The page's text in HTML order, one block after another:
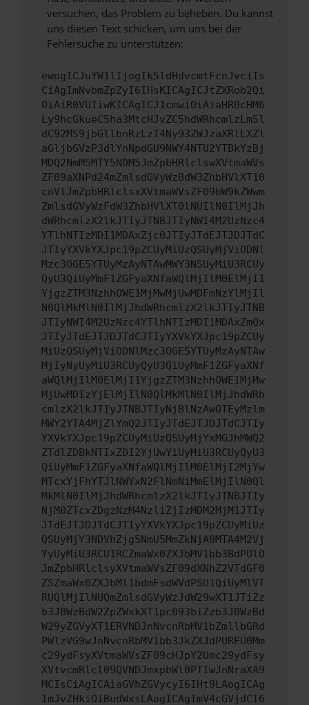
versuchen, das Problem zu beheben. Du kannst
uns diesen Text schicken, um uns bei der
Fehlersuche zu unterstützen:
ewogICJuYW1lIjogIk5ldHdvcmtFcnJvciIs
CiAgImNvbmZpZyI6IHsKICAgICJtZXRob2Qi
OiAiR0VUIiwKICAgICJ1cmwiOiAiaHR0cHM6
Ly9hcGkueC5ha3MtcHJvZC5hdWRhcmlzLm5l
dC92MS9jbGllbnRzLzI4Ny93ZWJzaXRlLXZl
aGljbGVzP3dlYnNpdGU9NWY4NTU2YTBkYzBj
MDQ2NmM5MTY5NDM5JmZpbHRlclswXVtmaWVs
ZF09aXNPd24mZmlsdGVyWzBdW3ZhbHVlXT10
cnVlJmZpbHRlclsxXVtmaWVsZF09bW9kZWwm
ZmlsdGVyWzFdW3ZhbHVlXT0lNUIlN0IlMjJh
dWRhcmlzX2lkJTIyJTNBJTIyNWI4M2UzNzc4
YTlhNTIzMDI1MDAxZjc0JTIyJTdEJTJDJTdC
JTIyYXVkYXJpc19pZCUyMiUzQSUyMjViODNl
Mzc3OGE5YTUyMzAyNTAwMWY3NSUyMiU3RCUy
QyU3QiUyMmF1ZGFyaXNfaWQlMjIlM0ElMjI1
YjgzZTM3NzhhOWE1MjMwMjUwMDFmNzYlMjIl
N0QlMkMlN0IlMjJhdWRhcmlzX2lkJTIyJTNB
JTIyNWI4M2UzNzc4YTlhNTIzMDI1MDAxZmQx
JTIyJTdEJTJDJTdCJTIyYXVkYXJpc19pZCUy
MiUzQSUyMjViODNlMzc3OGE5YTUyMzAyNTAw
MjIyNyUyMiU3RCUyQyU3QiUyMmF1ZGFyaXNf
aWQlMjIlM0ElMjI1YjgzZTM3NzhhOWE1MjMw
MjUwMDIzYjElMjIlN0QlMkMlN0IlMjJhdWRh
cmlzX2lkJTIyJTNBJTIyNjBlNzAwOTEyMzlm
MWY2YTA4MjZlYmQ2JTIyJTdEJTJDJTdCJTIy
YXVkYXJpc19pZCUyMiUzQSUyMjYxMGJhMWQ2
ZTdlZDBkNTIxZDI2YjUwYiUyMiU3RCUyQyU3
QiUyMmF1ZGFyaXNfaWQlMjIlM0ElMjI2MjYw
MTcxYjFhYTJlNWYxN2FlNmNiMmElMjIlN0Ql
MkMlN0IlMjJhdWRhcmlzX2lkJTIyJTNBJTIy
NjM0ZTcxZDgzNzM4NzliZjIzMDM2MjM1JTIy
JTdEJTJDJTdCJTIyYXVkYXJpc19pZCUyMiUz
QSUyMjY3NDVhZjg5NmU5MmZkNjA0MTA4M2Vj
YyUyMiU3RCU1RCZmaWx0ZXJbMV1bb3BdPUlO
JmZpbHRlclsyXVtmaWVsZF09dXNhZ2VTdGF0
ZSZmaWx0ZXJbMl1bdmFsdWVdPSU1QiUyMlVT
RUQlMjIlNUQmZmlsdGVyWzJdW29wXT1JTiZz
b3J0WzBdW2ZpZWxkXT1pc093biZzb3J0WzBd
W29yZGVyXT1ERVNDJnNvcnRbMV1bZmllbGRd
PWlzVG9wJnNvcnRbMV1bb3JkZXJdPURFU0Mm
c29ydFsyXVtmaWVsZF09cHJpY2Umc29ydFsy
XVtvcmRlcl09QVNDJmxpbWl0PTIwJnNraXA9
MCIsCiAgICAiaGVhZGVycyI6IHt9LAogICAg
ImJvZHkiOiBudWxsLAogICAgImV4cGVjdCI6